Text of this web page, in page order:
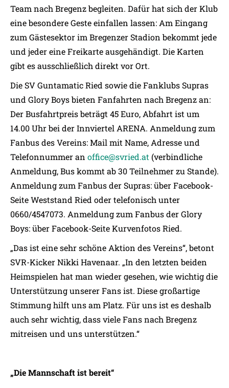
Team nach Bregenz begleiten. Dafür hat sich der Klub
eine besondere Geste einfallen lassen: Am Eingang
zum Gästesektor im Bregenzer Stadion bekommt jede
und jeder eine Freikarte ausgehändigt. Die Karten
gibt es ausschließlich direkt vor Ort.
Die SV Guntamatic Ried sowie die Fanklubs Supras
und Glory Boys bieten Fanfahrten nach Bregenz an:
Der Busfahrtpreis beträgt 45 Euro, Abfahrt ist um
14.00 Uhr bei der Innviertel ARENA. Anmeldung zum
Fanbus des Vereins: Mail mit Name, Adresse und
Telefonnummer an office@svried.at (verbindliche
Anmeldung, Bus kommt ab 30 Teilnehmer zu Stande).
Anmeldung zum Fanbus der Supras: über Facebook-
Seite Weststand Ried oder telefonisch unter
0660/4547073. Anmeldung zum Fanbus der Glory
Boys: über Facebook-Seite Kurvenfotos Ried.
„Das ist eine sehr schöne Aktion des Vereins“, betont
SVR-Kicker Nikki Havenaar. „In den letzten beiden
Heimspielen hat man wieder gesehen, wie wichtig die
Unterstützung unserer Fans ist. Diese großartige
Stimmung hilft uns am Platz. Für uns ist es deshalb
auch sehr wichtig, dass viele Fans nach Bregenz
mitreisen und uns unterstützen.“
„Die Mannschaft ist bereit“